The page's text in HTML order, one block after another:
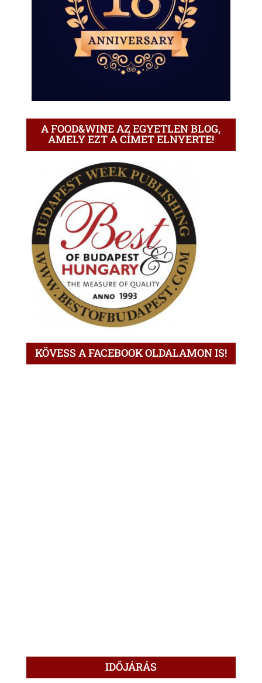
A FOOD&WINE AZ EGYETLEN BLOG,
AMELY EZT A CÍMET ELNYERTE!
KÖVESS A FACEBOOK OLDALAMON IS!
IDŐJÁRÁS